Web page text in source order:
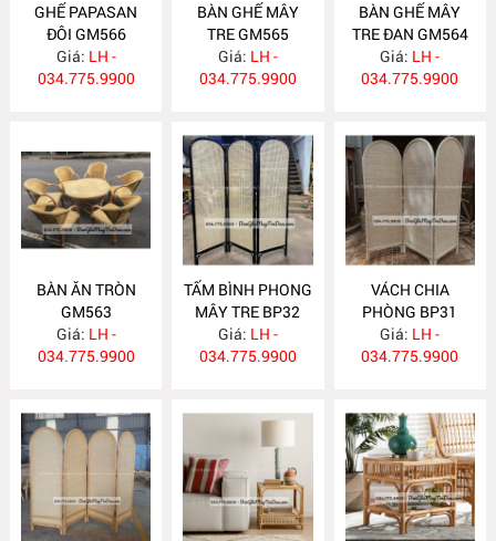
GHẾ PAPASAN
ĐÔI GM566
Giá: LH -
034.775.9900
BÀN GHẾ MÂY
TRE GM565
Giá: LH -
034.775.9900
BÀN GHẾ MÂY
TRE ĐAN GM564
Giá: LH -
034.775.9900
BÀN ĂN TRÒN
GM563
Giá: LH -
034.775.9900
TẤM BÌNH PHONG
MÂY TRE BP32
Giá: LH -
034.775.9900
VÁCH CHIA
PHÒNG BP31
Giá: LH -
034.775.9900